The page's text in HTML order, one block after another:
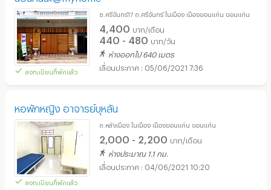
ลงทะเบียนที่พักแล้ว
ซ.ศรีจันทร์17 ถ.ศรีจันทร์ ในเมือง เมืองขอนแก่น ขอนแก่น
4,400 บาท/เดือน
440 - 480 บาท/วัน
ห่างออกไป 640 เมตร
05/06/2021 7:36
หอพักหญิง อาจารย์บุหลัน
ลงทะเบียนที่พักแล้ว
ถ.หลังเมือง ในเมือง เมืองขอนแก่น ขอนแก่น
2,000 - 2,200 บาท/เดือน
ห่างประมาณ 1.1 กม.
04/06/2021 10:20